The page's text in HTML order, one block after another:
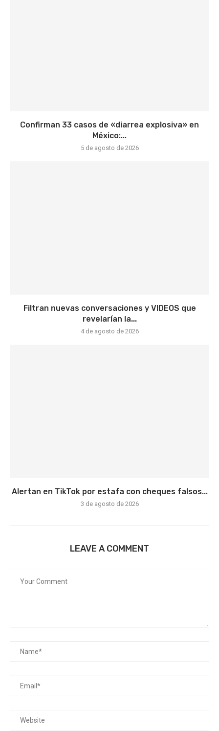
Confirman 33 casos de «diarrea explosiva» en
México:...
5 de agosto de 2026
Filtran nuevas conversaciones y VIDEOS que
revelarían la...
4 de agosto de 2026
Alertan en TikTok por estafa con cheques falsos...
3 de agosto de 2026
LEAVE A COMMENT